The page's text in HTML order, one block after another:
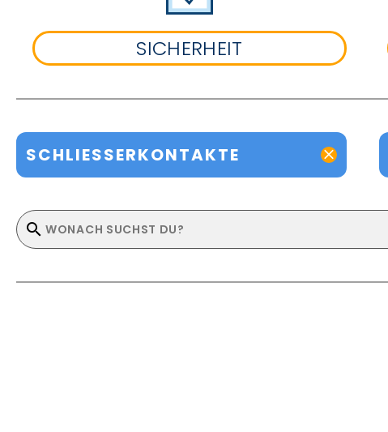
SICHERHEIT
SCHLIESSERKONTAKTE